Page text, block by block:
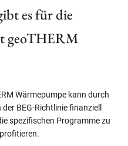
es für die
geoTHERM
Wärmepumpe kann durch
BEG-Richtlinie finanziell
spezifischen Programme zu